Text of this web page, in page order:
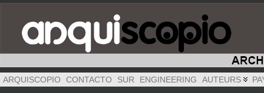
ARQUISCOPIO CONTACTO SUR ENGINEERING AUTEURS